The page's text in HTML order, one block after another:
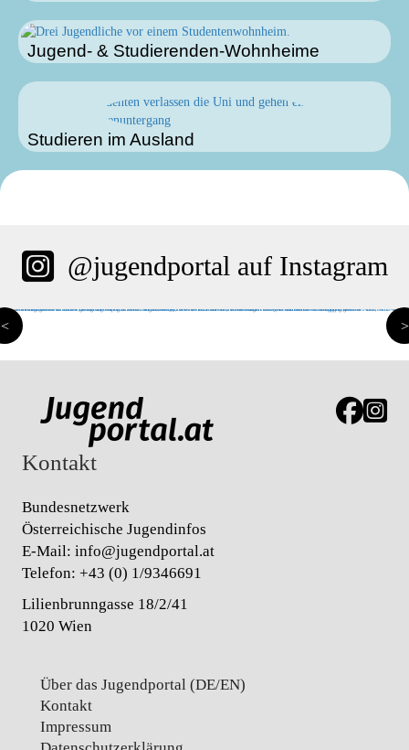
Jugend- & Studierenden-Wohnheime
Studieren im Ausland
@jugendportal auf Instagram
< >
Link zur
Link
Kontakt
Bundesnetzwerk
Österreichische Jugendinfos
E-Mail: info@jugendportal.at
Telefon: +43 (0) 1/9346691
Lilienbrunngasse 18/2/41
1020 Wien
Über das Jugendportal (DE/EN)
Kontakt
Impressum